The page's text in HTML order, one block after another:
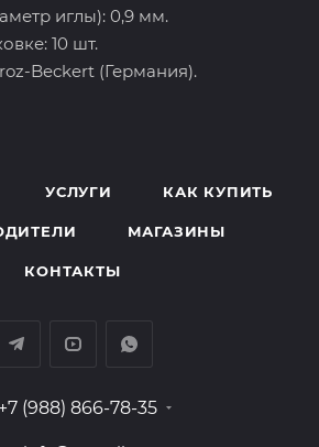
иглы): 0,9 мм.
10 шт.
Beckert (Германия).
УСЛУГИ КАК КУПИТЬ
МАГАЗИНЫ
КОНТАКТЫ
+7 (988) 866-78-35